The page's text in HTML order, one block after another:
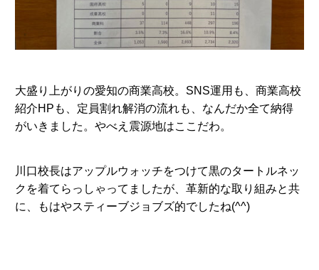
大盛り上がりの愛知の商業高校。SNS運用も、商業高校
紹介HPも、定員割れ解消の流れも、なんだか全て納得
がいきました。やべえ震源地はここだわ。
川口校長はアップルウォッチをつけて黒のタートルネッ
クを着てらっしゃってましたが、革新的な取り組みと共
に、もはやスティーブジョブズ的でしたね(^^)